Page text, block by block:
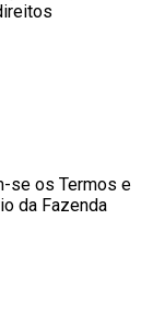
se os Termos e
da Fazenda